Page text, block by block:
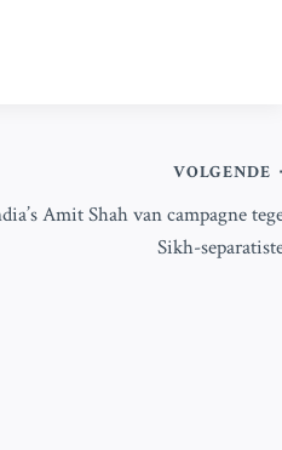
VOLGENDE
Amit Shah van campagne
Sikh-